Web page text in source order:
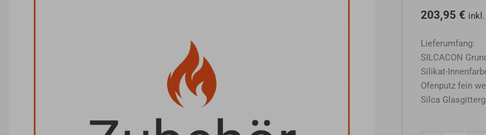
203,95 €
Lieferumfang:
SILCACON
Silikat-
Ofenputz fein
Silca